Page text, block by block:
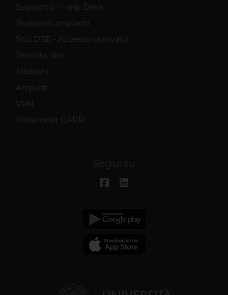
Supporto - Help Desk
Problemi Impianti
Sito DSE - Accesso riservato
Prestito libri
Missioni
Acquisti
VPN
Filesender GARR
Segui su